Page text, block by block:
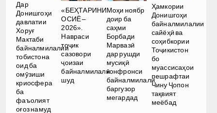
Дар
Донишгоҳи
давлатии
Хоруғ
Мактаби
байналмилалии
тобистона
оид ба
омӯзиши
криосфера
ба
фаъолият
оғоз намуд
«БЕҲТАРИНИ
ОСИЁ –
2026».
Навраси
тоҷик
сазовори
ҷоизаи
байналмилалӣ
шуд
Моҳи ноябр
доир ба
саҳми
Борбади
Марвазӣ
дар рушди
мусиқӣ
конфронси
байналмилалӣ
баргузор
мегардад
Ҳамкории
Донишгоҳи
байналмилалии
сайёҳӣ ва
соҳибкории
Тоҷикистон
бо
муассисаҳои
пешрафтаи
Чину Ҷопон
тақвият
меёбад